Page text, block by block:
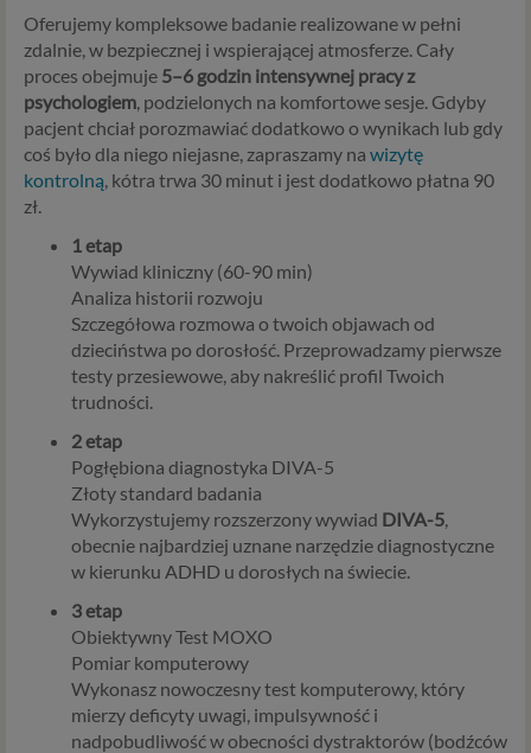
Oferujemy kompleksowe badanie realizowane w pełni
zdalnie, w bezpiecznej i wspierającej atmosferze. Cały
proces obejmuje 5–6 godzin intensywnej pracy z
psychologiem, podzielonych na komfortowe sesje. Gdyby
pacjent chciał porozmawiać dodatkowo o wynikach lub gdy
coś było dla niego niejasne, zapraszamy na wizytę
kontrolną, kótra trwa 30 minut i jest dodatkowo płatna 90
zł.
1 etap
Wywiad kliniczny (60-90 min)
Analiza historii rozwoju
Szczegółowa rozmowa o twoich objawach od
dzieciństwa po dorosłość. Przeprowadzamy pierwsze
testy przesiewowe, aby nakreślić profil Twoich
trudności.
2 etap
Pogłębiona diagnostyka DIVA-5
Złoty standard badania
Wykorzystujemy rozszerzony wywiad DIVA-5,
obecnie najbardziej uznane narzędzie diagnostyczne
w kierunku ADHD u dorosłych na świecie.
3 etap
Obiektywny Test MOXO
Pomiar komputerowy
Wykonasz nowoczesny test komputerowy, który
mierzy deficyty uwagi, impulsywność i
nadpobudliwość w obecności dystraktorów (bodźców